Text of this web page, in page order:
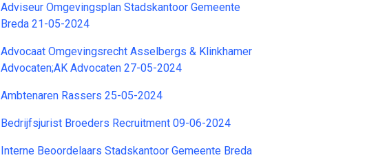
Adviseur Omgevingsplan Stadskantoor Gemeente
Breda 21-05-2024
Advocaat Omgevingsrecht Asselbergs & Klinkhamer
Advocaten;AK Advocaten 27-05-2024
Ambtenaren Rassers 25-05-2024
Bedrijfsjurist Broeders Recruitment 09-06-2024
Interne Beoordelaars Stadskantoor Gemeente Breda